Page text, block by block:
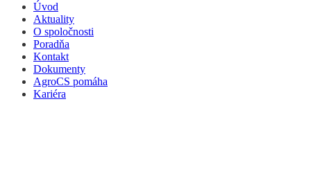
Úvod
Aktuality
O spoločnosti
Poradňa
Kontakt
Dokumenty
AgroCS pomáha
Kariéra